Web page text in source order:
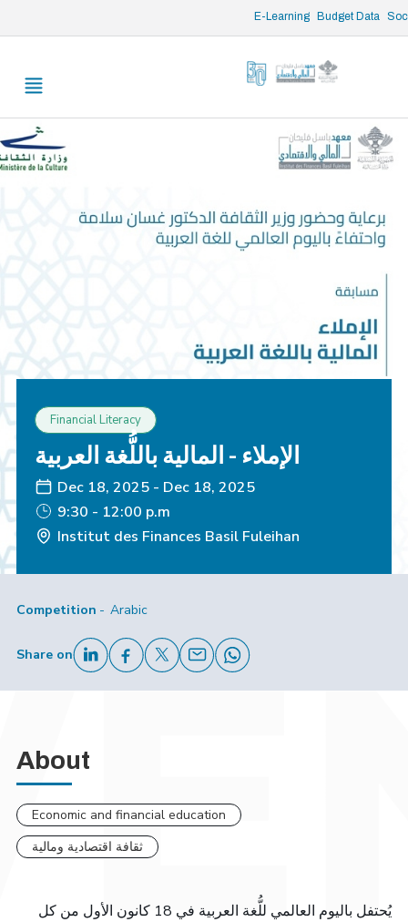
E-Learning Budget Data
Financial Literacy
الإملاء - المالية باللُّغة العربية
Dec 18, 2025 - Dec 18, 2025
9:30 - 12:00 p.m
Institut des Finances Basil Fuleihan
Competition Arabic
Share on
About
Economic and financial education
ثقافة اقتصادية ومالية
يُحتفل باليوم العالمي للُّغة العربية في 18 كانون الأول من كل